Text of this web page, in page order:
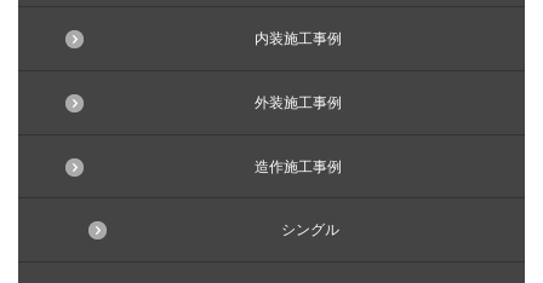
内装施工事例
外装施工事例
造作施工事例
シングル